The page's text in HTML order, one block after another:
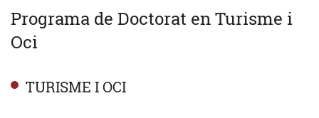
Programa de Doctorat en Turisme i
Oci
TURISME I OCI